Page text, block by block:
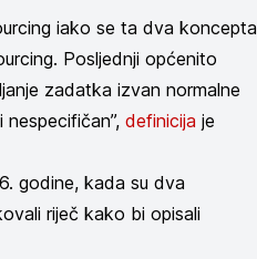
iako se ta dva koncepta
Posljednji općenito
zadatka izvan normalne
definicija je
godine, kada su dva
riječ kako bi opisali